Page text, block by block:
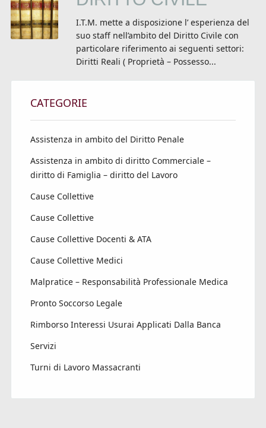
I.T.M. mette a disposizione l’ esperienza del
suo staff nell’ambito del Diritto Civile con
particolare riferimento ai seguenti settori:
Diritti Reali ( Proprietà – Possesso...
CATEGORIE
Assistenza in ambito del Diritto Penale
Assistenza in ambito di diritto Commerciale –
diritto di Famiglia – diritto del Lavoro
Cause Collettive
Cause Collettive
Cause Collettive Docenti & ATA
Cause Collettive Medici
Malpratice – Responsabilità Professionale Medica
Pronto Soccorso Legale
Rimborso Interessi Usurai Applicati Dalla Banca
Servizi
Turni di Lavoro Massacranti